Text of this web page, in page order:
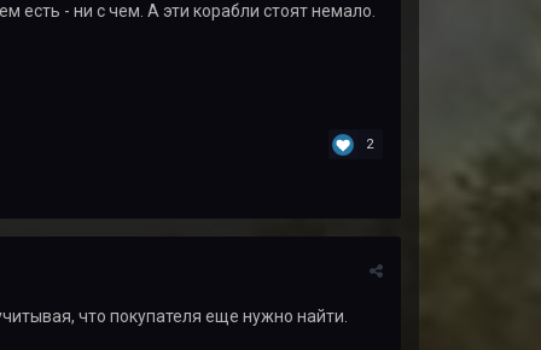
есть - ни с чем. А эти корабли стоят немало.
2
что покупателя еще нужно найти.